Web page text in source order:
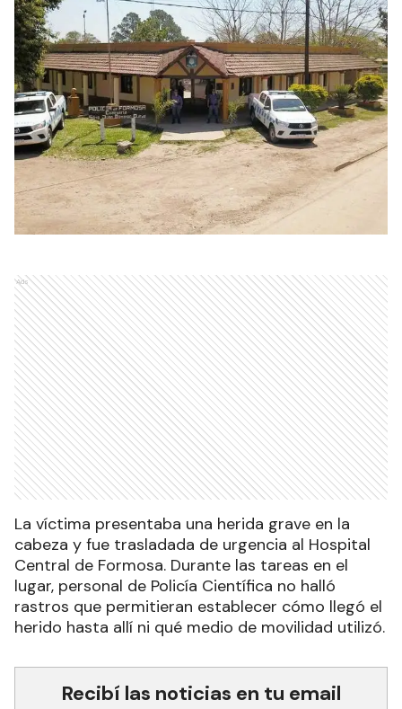
Ads
La víctima presentaba una herida grave en la
cabeza y fue trasladada de urgencia al Hospital
Central de Formosa. Durante las tareas en el
lugar, personal de Policía Científica no halló
rastros que permitieran establecer cómo llegó el
herido hasta allí ni qué medio de movilidad utilizó.
Recibí las noticias en tu email